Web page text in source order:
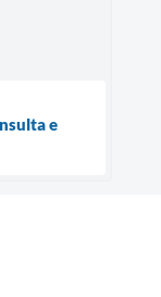
e